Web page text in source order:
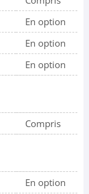
En option
En option
En option
Compris
En option